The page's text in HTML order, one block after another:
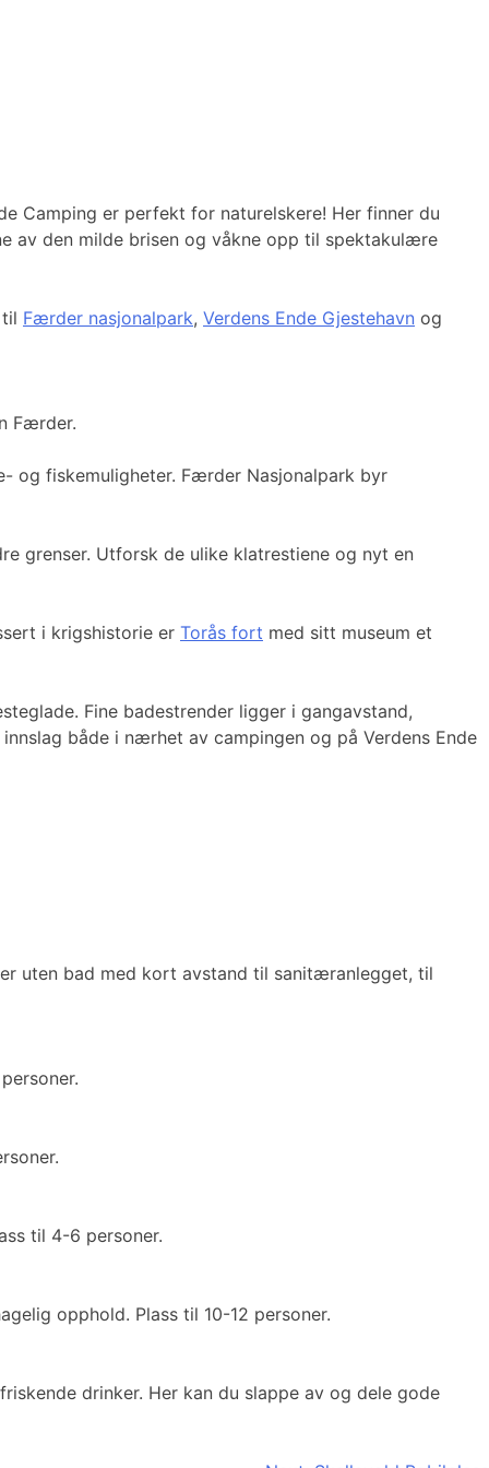
Camping er perfekt for naturelskere! Her finner du
av den milde brisen og våkne opp til spektakulære
Færder nasjonalpark, Verdens Ende Gjestehavn og
Færder.
og fiskemuligheter. Færder Nasjonalpark byr
grenser. Utforsk de ulike klatrestiene og nyt en
i krigshistorie er Torås fort med sitt museum et
Fine badestrender ligger i gangavstand,
både i nærhet av campingen og på Verdens Ende
uten bad med kort avstand til sanitæranlegget, til
til 4-6 personer.
opphold. Plass til 10-12 personer.
drinker. Her kan du slappe av og dele gode